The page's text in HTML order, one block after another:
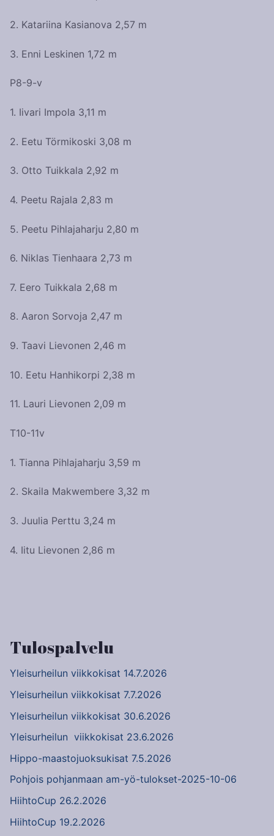
2. Katariina Kasianova 2,57 m
3. Enni Leskinen 1,72 m
P8-9-v
1. Iivari Impola 3,11 m
2. Eetu Törmikoski 3,08 m
3. Otto Tuikkala 2,92 m
4. Peetu Rajala 2,83 m
5. Peetu Pihlajaharju 2,80 m
6. Niklas Tienhaara 2,73 m
7. Eero Tuikkala 2,68 m
8. Aaron Sorvoja 2,47 m
9. Taavi Lievonen 2,46 m
10. Eetu Hanhikorpi 2,38 m
11. Lauri Lievonen 2,09 m
T10-11v
1. Tianna Pihlajaharju 3,59 m
2. Skaila Makwembere 3,32 m
3. Juulia Perttu 3,24 m
4. Iitu Lievonen 2,86 m
Tulospalvelu
Yleisurheilun viikkokisat 14.7.2026
Yleisurheilun viikkokisat 7.7.2026
Yleisurheilun viikkokisat 30.6.2026
Yleisurheilun viikkokisat 23.6.2026
Hippo-maastojuoksukisat 7.5.2026
Pohjois pohjanmaan am-yö-tulokset-2025-10-06
HiihtoCup 26.2.2026
HiihtoCup 19.2.2026